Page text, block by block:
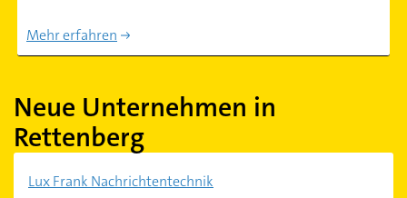
Mehr erfahren
Neue Unternehmen in
Rettenberg
Lux Frank Nachrichtentechnik